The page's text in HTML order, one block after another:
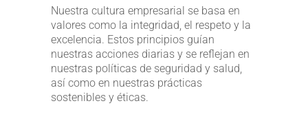
Nuestra cultura empresarial se basa en
valores como la integridad, el respeto y la
excelencia. Estos principios guían
nuestras acciones diarias y se reflejan en
nuestras políticas de seguridad y salud,
así como en nuestras prácticas
sostenibles y éticas.